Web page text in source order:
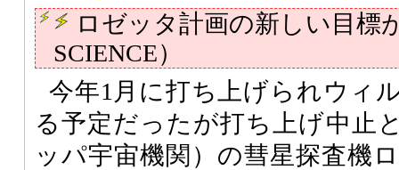
ロゼッタ計画の新しい目標
SCIENCE）
今年1月に打ち上げられウィ
る予定だったが打ち上げ中止
ッパ宇宙機関）の彗星探査機